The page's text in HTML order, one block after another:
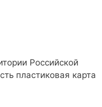
Российской
пластиковая карта